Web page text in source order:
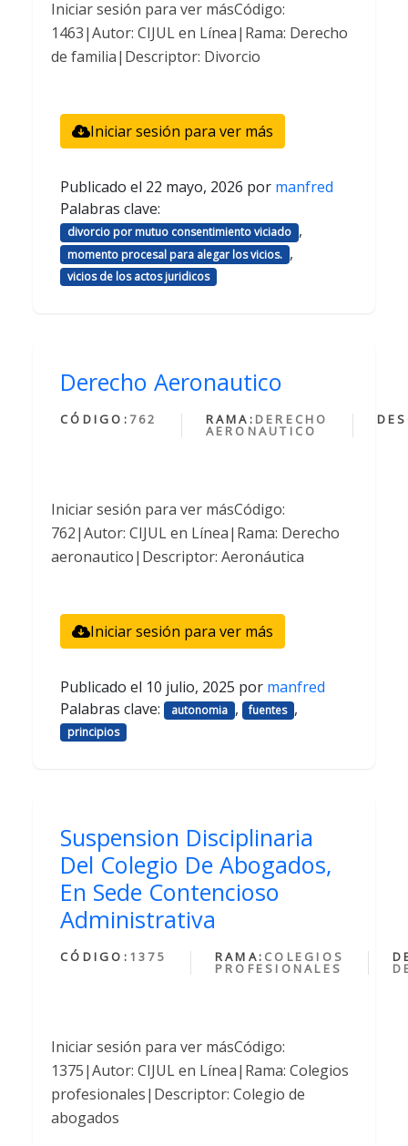
Iniciar sesión para ver másCódigo:
1463|Autor: CIJUL en Línea|Rama: Derecho
de familia|Descriptor: Divorcio
Iniciar sesión para ver más
Publicado el 22 mayo, 2026 por manfred
Palabras clave:
divorcio por mutuo consentimiento viciado ,
momento procesal para alegar los vicios. ,
vicios de los actos juridicos
Derecho Aeronautico
CÓDIGO: 762 RAMA: DERECHO
AERONAUTICO
Iniciar sesión para ver másCódigo:
762|Autor: CIJUL en Línea|Rama: Derecho
aeronautico|Descriptor: Aeronáutica
Iniciar sesión para ver más
Publicado el 10 julio, 2025 por manfred
Palabras clave:
autonomia , fuentes ,
principios
Suspension Disciplinaria
Del Colegio De Abogados,
En Sede Contencioso
Administrativa
CÓDIGO: 1375 RAMA: COLEGIOS
PROFESIONALES
Iniciar sesión para ver másCódigo:
1375|Autor: CIJUL en Línea|Rama: Colegios
profesionales|Descriptor: Colegio de
abogados